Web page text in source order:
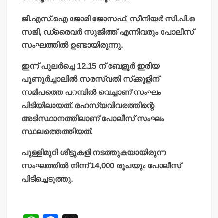
ജി.എസ്.ഐ ജോമി ജോസഫ്, സീനിയര്‍ സി.പി.ഒ
സജി, ഡ്രൈവര്‍ സുജിത്ത് എന്നിവരും പോലീസ്
സംഘത്തില്‍ ഉണ്ടായിരുന്നു.
ഇന്ന് പുലര്‍ച്ചെ 12.15 ന് ബേളൂര്‍ ഇരിയ
പൂണുര്‍ച്ചാലില്‍ സരസ്വതി സ്‌ക്കൂളിന്
സമീപത്തെ പറമ്പില്‍ വെച്ചാണ് സംഘം
പിടിയിലായത്. രഹസ്യവിവരത്തിന്റെ
അടിസ്ഥാനത്തിലാണ് പോലീസ് സംഘം
സ്ഥലത്തെത്തിയത്.
പുള്ളിമുറി ശീട്ടുകളി നടത്തുകയായിരുന്ന
സംഘത്തില്‍ നിന്ന് 14,000 രൂപയും പോലീസ്
പിടിച്ചെടുത്തു.